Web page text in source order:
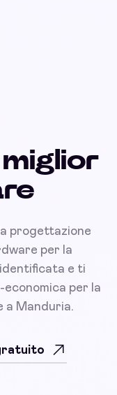
miglior
progettazione
per la
e ti
per la
a Manduria.